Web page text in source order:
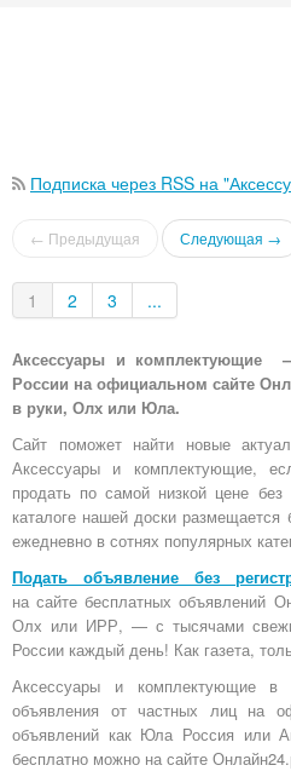
Подписка через RSS на
← Предыдущая Следующая →
1 2 3 ...
Аксессуары и комплектующие
России на официальном сайте
в руки, Олх или Юла.
Сайт поможет найти новые
Аксессуары и комплектующие,
продать по самой низкой цене
каталоге нашей доски
ежедневно в сотнях популярных
Подать объявление без
насайте бесплатных объявлений
Олх или ИРР, — с тысячами
России каждый день! Как газета,
Аксессуары и комплектующие
объявления от частных лиц на
объявлений как Юла Россия или
бесплатно можно на сайте